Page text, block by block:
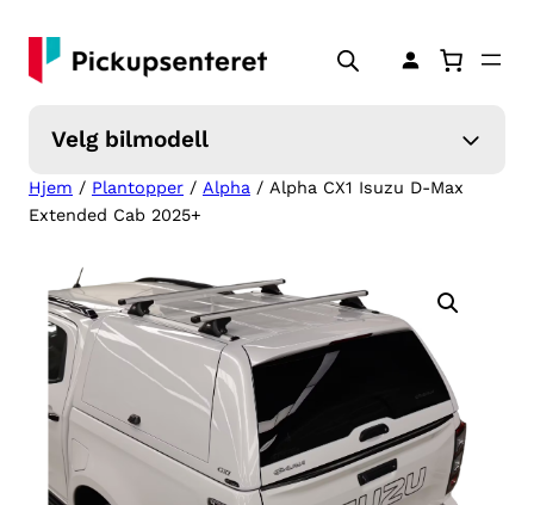
innhold
Velg bilmodell
Hjem / Plantopper / Alpha / Alpha CX1 Isuzu D-Max
Extended Cab 2025+